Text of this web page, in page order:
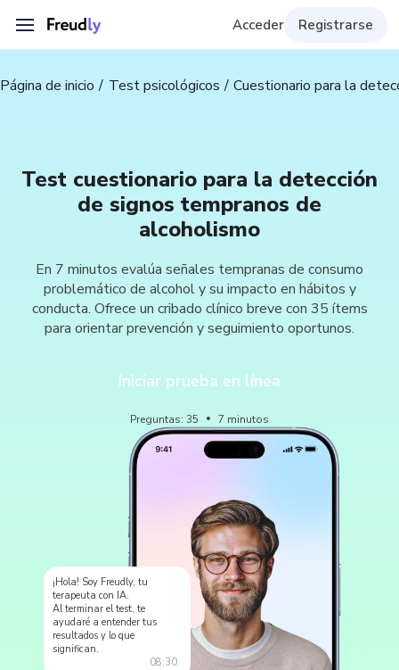
Acceder Registrarse
Página de inicio Test psicológicos Cuestionario para la
Test cuestionario para la detección
de signos tempranos de
alcoholismo
En 7 minutos evalúa señales tempranas de consumo
problemático de alcohol y su impacto en hábitos y
conducta. Ofrece un cribado clínico breve con 35 ítems
para orientar prevención y seguimiento oportunos.
Iniciar prueba en línea
Preguntas:35 7 minutos
¡Hola! Soy Freudly, tu
terapeuta con IA.
Al terminar el test, te
ayudaré a entender tus
resultados y lo que
significan.
08:30